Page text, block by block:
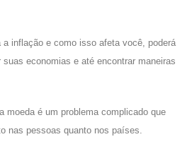
inflação e como isso afeta você, poderá
economias e até encontrar maneiras
moeda é um problema complicado que
nas pessoas quanto nos países.